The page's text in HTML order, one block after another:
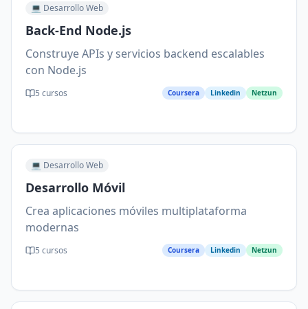
💻 Desarrollo Web
Back-End Node.js
Construye APIs y servicios backend escalables
con Node.js
5 cursos Coursera Linkedin Netzun
💻 Desarrollo Web
Desarrollo Móvil
Crea aplicaciones móviles multiplataforma
modernas
5 cursos Coursera Linkedin Netzun